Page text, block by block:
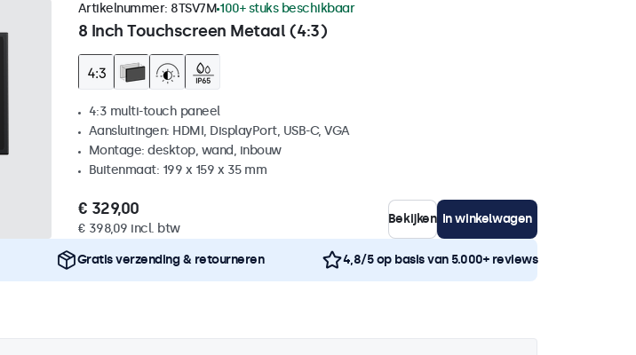
8 Inch Touchscreen Metaal (4:3)
Artikelnummer: 8TSV7M 100+ stuks beschikbaar
4:3 multi-touch paneel
Aansluitingen: HDMI, DisplayPort, USB-C, VGA
Montage: desktop, wand, inbouw
Buitenmaat: 199 x 159 x 35 mm
€ 329,00
€ 398,09 incl. btw
Bekijken In winkelwagen
Gratis verzending & retourneren 4,8/5 op basis van 5.000+ reviews